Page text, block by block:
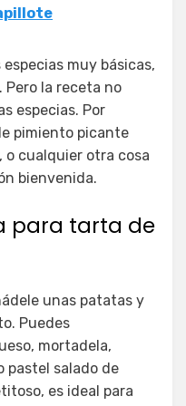
muy básicas,
Pero la receta no
especias. Por
pimiento picante
o cualquier otra cosa
bienvenida.
para tarta de
unas patatas y
Puedes
mortadela,
pastel salado de
es ideal para